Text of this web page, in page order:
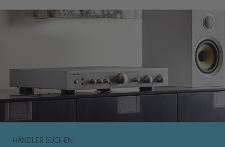
HÄNDLER SUCHEN